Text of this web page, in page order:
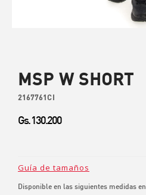
MSP W SHORT
2167761CI
Gs. 130.200
Guía de tamaños
Disponible en las siguientes medidas en